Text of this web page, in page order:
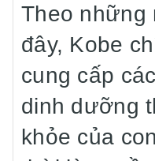
Theo những
đây, Kobe
cung cấp
dinh dưỡng
khỏe của